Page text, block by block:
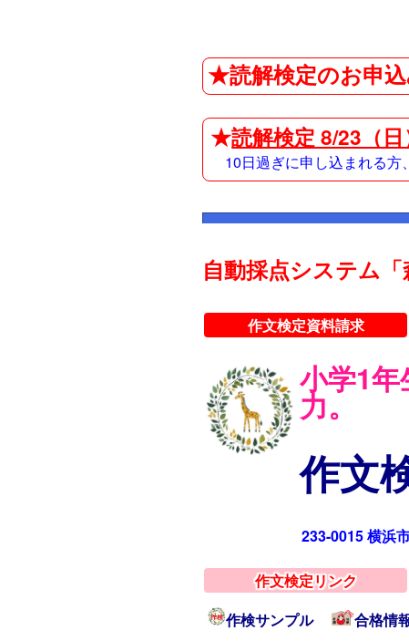
★読解検定のお申
★読解検定 8/23（日
10日過ぎに申し込まれる
自動採点システム
作文検定資料請求
小学1
力。
作文
233-0015 横浜
作文検定リンク
作検サンプル
合格情